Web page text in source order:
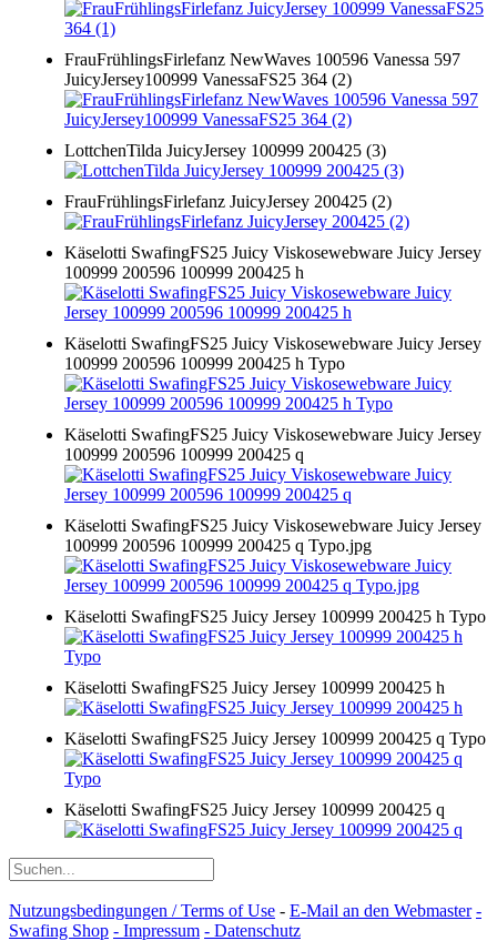
FrauFrühlingsFirlefanz NewWaves 100596 Vanessa 597
JuicyJersey100999 VanessaFS25 364 (2)
LottchenTilda JuicyJersey 100999 200425 (3)
FrauFrühlingsFirlefanz JuicyJersey 200425 (2)
Käselotti SwafingFS25 Juicy Viskosewebware Juicy Jersey
100999 200596 100999 200425 h
Käselotti SwafingFS25 Juicy Viskosewebware Juicy Jersey
100999 200596 100999 200425 h Typo
Käselotti SwafingFS25 Juicy Viskosewebware Juicy Jersey
100999 200596 100999 200425 q
Käselotti SwafingFS25 Juicy Viskosewebware Juicy Jersey
100999 200596 100999 200425 q Typo.jpg
Käselotti SwafingFS25 Juicy Jersey 100999 200425 h Typo
Käselotti SwafingFS25 Juicy Jersey 100999 200425 h
Käselotti SwafingFS25 Juicy Jersey 100999 200425 q Typo
Käselotti SwafingFS25 Juicy Jersey 100999 200425 q
Nutzungsbedingungen / Terms of Use - E-Mail an den Webmaster -
Swafing Shop - Impressum - Datenschutz